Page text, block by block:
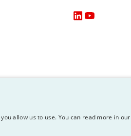
Terms
Copyright © 2012-2026
Inhaber.
allow us to use. You can read more in our